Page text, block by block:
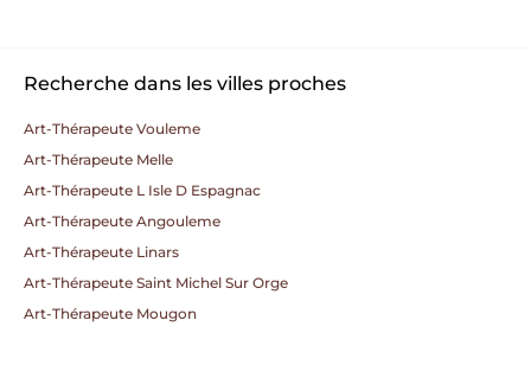
Recherche dans les villes proches
Art-Thérapeute Vouleme
Art-Thérapeute Melle
Art-Thérapeute L Isle D Espagnac
Art-Thérapeute Angouleme
Art-Thérapeute Linars
Art-Thérapeute Saint Michel Sur Orge
Art-Thérapeute Mougon